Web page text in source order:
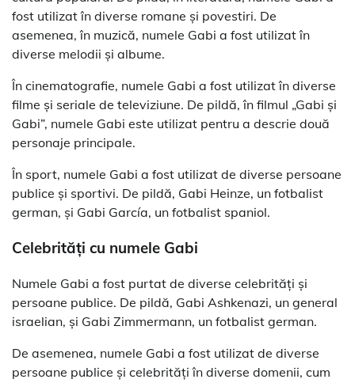
fost utilizat în diverse romane și povestiri. De
asemenea, în muzică, numele Gabi a fost utilizat în
diverse melodii și albume.
În cinematografie, numele Gabi a fost utilizat în diverse
filme și seriale de televiziune. De pildă, în filmul „Gabi și
Gabi”, numele Gabi este utilizat pentru a descrie două
personaje principale.
În sport, numele Gabi a fost utilizat de diverse persoane
publice și sportivi. De pildă, Gabi Heinze, un fotbalist
german, și Gabi García, un fotbalist spaniol.
Celebrități cu numele Gabi
Numele Gabi a fost purtat de diverse celebrități și
persoane publice. De pildă, Gabi Ashkenazi, un general
israelian, și Gabi Zimmermann, un fotbalist german.
De asemenea, numele Gabi a fost utilizat de diverse
persoane publice și celebrități în diverse domenii, cum